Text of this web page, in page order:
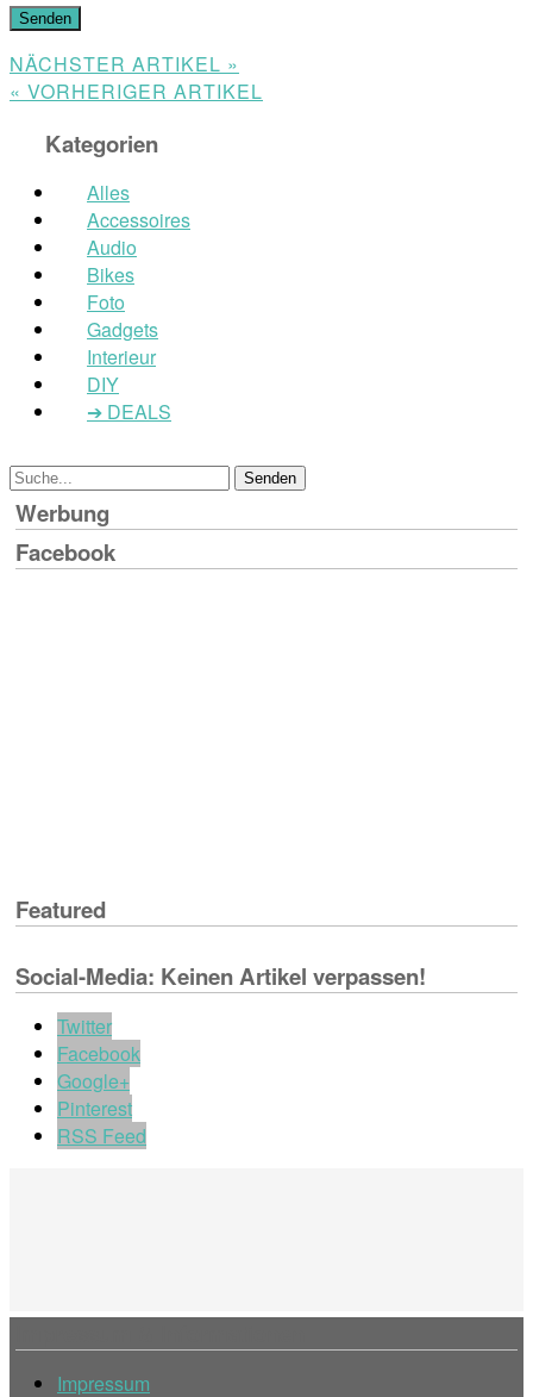
NÄCHSTER ARTIKEL »
« VORHERIGER ARTIKEL
Kategorien
Alles
Accessoires
Audio
Bikes
Foto
Gadgets
Interieur
DIY
➔ DEALS
Werbung
Facebook
Featured
Social-Media: Keinen Artikel verpassen!
Twitter
Facebook
Google+
Pinterest
RSS Feed
Impressum